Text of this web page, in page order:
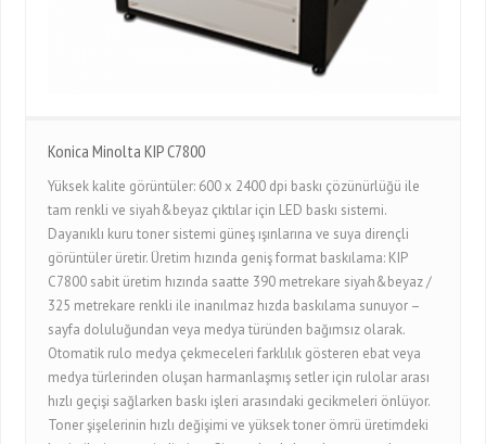
Konica Minolta KIP C7800
Yüksek kalite görüntüler: 600 x 2400 dpi baskı çözünürlüğü ile
tam renkli ve siyah&beyaz çıktılar için LED baskı sistemi.
Dayanıklı kuru toner sistemi güneş ışınlarına ve suya dirençli
görüntüler üretir. Üretim hızında geniş format baskılama: KIP
C7800 sabit üretim hızında saatte 390 metrekare siyah&beyaz /
325 metrekare renkli ile inanılmaz hızda baskılama sunuyor –
sayfa doluluğundan veya medya türünden bağımsız olarak.
Otomatik rulo medya çekmeceleri farklılık gösteren ebat veya
medya türlerinden oluşan harmanlaşmış setler için rulolar arası
hızlı geçişi sağlarken baskı işleri arasındaki gecikmeleri önlüyor.
Toner şişelerinin hızlı değişimi ve yüksek toner ömrü üretimdeki